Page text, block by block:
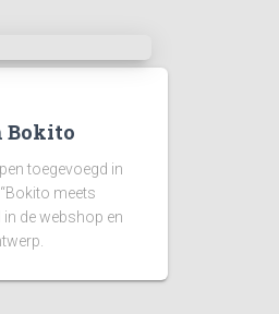
Bokito
toegevoegd in
meets
in de webshop en